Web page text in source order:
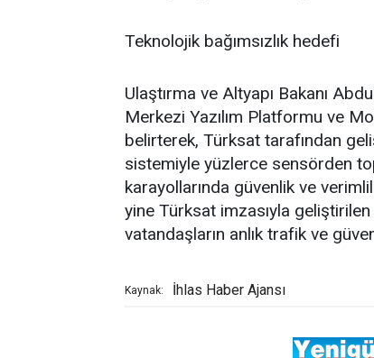
Teknolojik bağımsızlık hedefi
Ulaştırma ve Altyapı Bakanı
Merkezi Yazılım Platformu ve
belirterek, Türksat tarafından
sistemiyle yüzlerce sensörden
karayollarında güvenlik ve
yine Türksat imzasıyla
vatandaşların anlık trafik ve
Kaynak: İhlas Haber Ajansı